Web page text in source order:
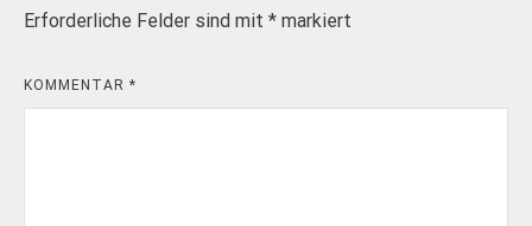
Erforderliche Felder sind mit * markiert
KOMMENTAR *